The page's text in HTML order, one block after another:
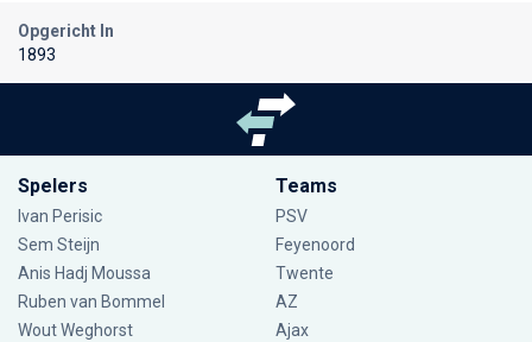
Opgericht In
1893
Spelers
Ivan Perisic
Sem Steijn
Anis Hadj Moussa
Ruben van Bommel
Wout Weghorst
Teams
PSV
Feyenoord
Twente
AZ
Ajax